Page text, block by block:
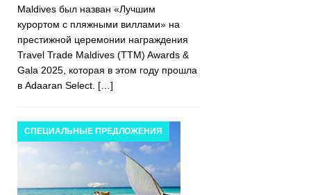
Maldives был назван «Лучшим
курортом с пляжными виллами» на
престижной церемонии награждения
Travel Trade Maldives (TTM) Awards &
Gala 2025, которая в этом году прошла
в Adaaran Select. […]
СПЕЦИАЛЬНЫЕ ПРЕДЛОЖЕНИЯ